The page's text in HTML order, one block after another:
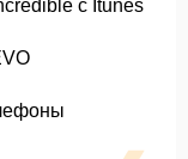
с Itunes